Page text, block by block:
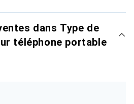
dans Type de
téléphone portable